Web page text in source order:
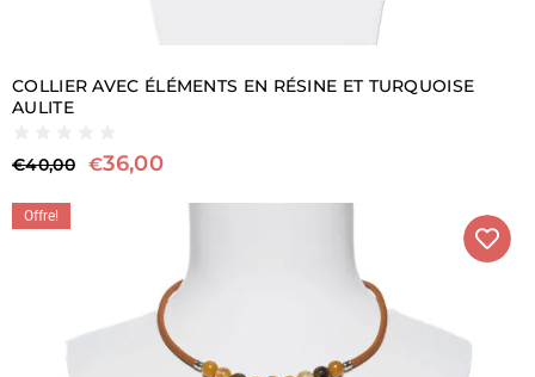
COLLIER AVEC ÉLÉMENTS EN RÉSINE ET TURQUOISE
AULITE
€40,00 €36,00
Offre!